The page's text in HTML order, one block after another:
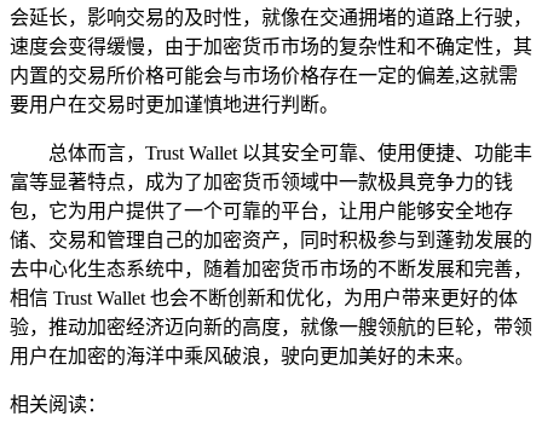
会延长，影响交易的及时性，就像在交通拥堵的道路上行驶，
速度会变得缓慢，由于加密货币市场的复杂性和不确定性，其
内置的交易所价格可能会与市场价格存在一定的偏差,这就需
要用户在交易时更加谨慎地进行判断。
总体而言，Trust Wallet 以其安全可靠、使用便捷、功能丰
富等显著特点，成为了加密货币领域中一款极具竞争力的钱
包，它为用户提供了一个可靠的平台，让用户能够安全地存
储、交易和管理自己的加密资产，同时积极参与到蓬勃发展的
去中心化生态系统中，随着加密货币市场的不断发展和完善，
相信 Trust Wallet 也会不断创新和优化，为用户带来更好的体
验，推动加密经济迈向新的高度，就像一艘领航的巨轮，带领
用户在加密的海洋中乘风破浪，驶向更加美好的未来。
相关阅读：